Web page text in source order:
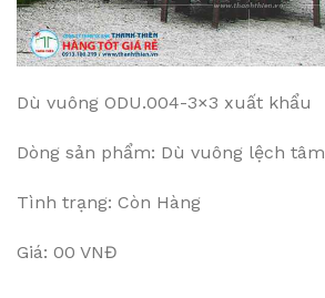
Dù vuông ODU.004-3×3 xuất khẩu
Dòng sản phẩm: Dù vuông lệch tâm
Tình trạng: Còn Hàng
Giá: 00 VNĐ